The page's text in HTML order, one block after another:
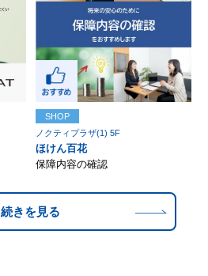
SHOP
ノクティプラザ(1) 5F
ほけん百花
保障内容の確認
続きを見る